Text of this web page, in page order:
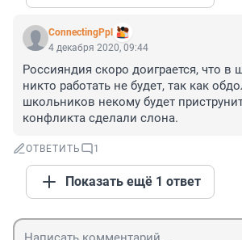
ConnectingPpl
4 декабря 2020, 09:44
Россияндия скоро доиграется, что в
никто работать не будет, так как
школьников некому будет
конфликта сделали слона.
ОТВЕТИТЬ 1
Показать ещё 1 ответ